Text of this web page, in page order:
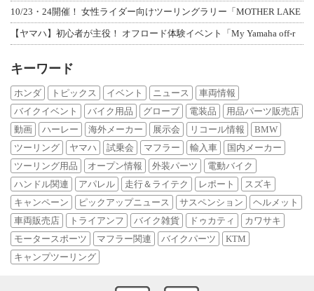
10/23・24開催！ 女性ライダー向けツーリングラリー「MOTHER LAKE
【ヤマハ】初心者が主役！ オフロード体験イベント「My Yamaha off-r
キーワード
ホンダ トピックス イベント ニュース
車両情報
バイクイベント
バイク用品 グローブ 電装品
用品パーツ販売店
動画
ハーレー 海外メーカー 展示会 リコール情報
BMW
ツーリング
ヤマハ 試乗会 マフラー 輸入車
国内メーカー
ツーリング用品
オープン情報 外装パーツ
電動バイク
ハンドル関連
アパレル 走行＆ライテク レポート
スズキ
キャンペーン
ピックアップニュース サスペンション
ヘルメット
車両販売店
トライアンフ バイク雑貨 ドゥカティ
カワサキ
モータースポーツ
マフラー関連 バイクパーツ
KTM
キャンプツーリング